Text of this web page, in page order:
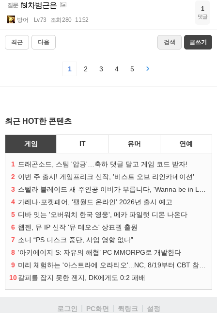
질문 fsl차범근은
방어 Lv.73 조회 280 11:52
1
댓글
최근 다음 검색 글쓰기
1 2 3 4 5
최근 HOT한 콘텐츠
게임 IT 유머 연예
1 드래곤소드, 스팀 '압긍'…축하 댓글 달고 게임 코드 받자!
2 이번 주 출시! 게임프리크 신작, '비스트 오브 리인카네이션'
3
4 가레나·포켓페어, ‘팰월드 온라인’ 2026년 출시 예고
5 디바 잇는 '오버워치 한국 영웅', 메카 파일럿 디몬 나온다
6 웹젠, 뮤 IP 신작 '뮤 테오스' 상표권 출원
7 소니 “PS 디스크 중단, 사업 영향 없다”
8 ‘아키에이지 S: 자유의 해협’ PC MMORPG로 개발한다
9
10갈피를 잡지 못한 젠지, DK에게도 0:2 패배
로그인 PC화면 퀵링크
설정